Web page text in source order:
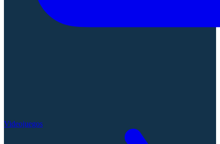
Videojuegos